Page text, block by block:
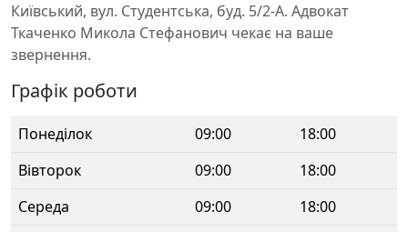
Київський, вул. Студентська, буд. 5/2-А. Адвокат
Ткаченко Микола Стефанович чекає на ваше
звернення.
Графік роботи
Понеділок 09:00
18:00
Вівторок
09:00
18:00
Середа
09:00
18:00